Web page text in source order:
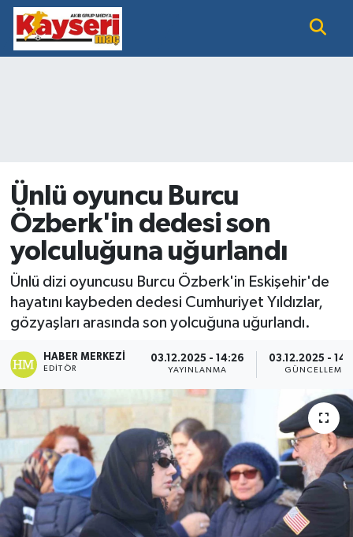
Ünlü oyuncu Burcu
Özberk'in dedesi son
yolculuğuna uğurlandı
Ünlü dizi oyuncusu Burcu Özberk'in Eskişehir'de
hayatını kaybeden dedesi Cumhuriyet Yıldızlar,
gözyaşları arasında son yolcuğuna uğurlandı.
HABER MERKEZI
EDITÖR
03.12.2025 - 14:26
YAYINLANMA
03.12.2025 -
GÜNCELLEME
EĞİTİM
SİYASET GÜNDEMİ
SPOR BÜLTENİ
SÜPER LİG
Nöbetçi Eczaneler
Süper Lig Puan Durumu ve Fikstür
Tüm Manşetler
Son Dakika Haberleri